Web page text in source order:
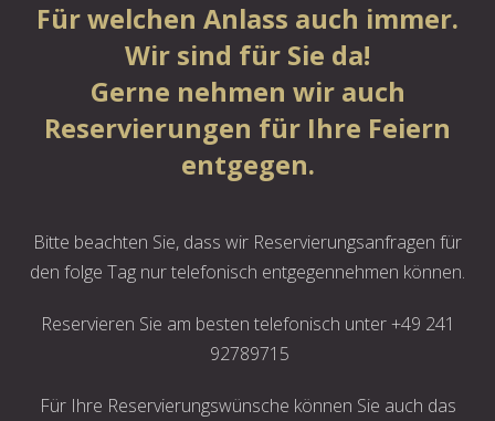
Für welchen Anlass auch immer.
Wir sind für Sie da!
Gerne nehmen wir auch
Reservierungen für Ihre Feiern
entgegen.
Bitte beachten Sie, dass wir Reservierungsanfragen für
den folge Tag nur telefonisch entgegennehmen können.
Reservieren Sie am besten telefonisch unter +49 241
92789715
Für Ihre Reservierungswünsche können Sie auch das